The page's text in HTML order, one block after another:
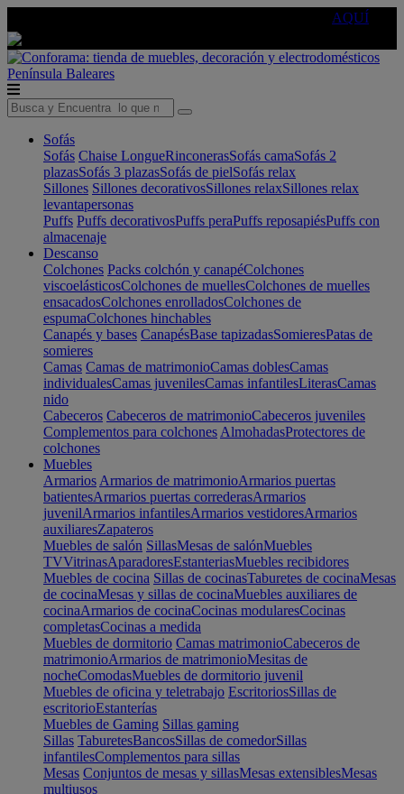
AQUÍ
Península Baleares
Sofás
Sofás Chaise LongueRinconerasSofás camaSofás 2
plazasSofás 3 plazasSofás de pielSofás relax
Sillones Sillones decorativosSillones relaxSillones relax
levantapersonas
Puffs Puffs decorativosPuffs peraPuffs reposapiésPuffs con
almacenaje
Descanso
Colchones Packs colchón y canapéColchones
viscoelásticosColchones de muellesColchones de muelles
ensacadosColchones enrolladosColchones de
espumaColchones hinchables
Canapés y bases CanapésBase tapizadasSomieresPatas de
somieres
Camas Camas de matrimonioCamas doblesCamas
individualesCamas juvenilesCamas infantilesLiterasCamas
nido
Cabeceros Cabeceros de matrimonioCabeceros juveniles
Complementos para colchones AlmohadasProtectores de
colchones
Muebles
Armarios Armarios de matrimonioArmarios puertas
batientesArmarios puertas correderasArmarios
juvenilArmarios infantilesArmarios vestidoresArmarios
auxiliaresZapateros
Muebles de salón SillasMesas de salónMuebles
TVVitrinasAparadoresEstanteriasMuebles recibidores
Muebles de cocina Sillas de cocinasTaburetes de cocinaMesas
de cocinaMesas y sillas de cocinaMuebles auxiliares de
cocinaArmarios de cocinaCocinas modularesCocinas
completasCocinas a medida
Muebles de dormitorio Camas matrimonioCabeceros de
matrimonioArmarios de matrimonioMesitas de
nocheComodasMuebles de dormitorio juvenil
Muebles de oficina y teletrabajo EscritoriosSillas de
escritorioEstanterías
Muebles de Gaming Sillas gaming
Sillas TaburetesBancosSillas de comedorSillas
infantilesComplementos para sillas
Mesas Conjuntos de mesas y sillasMesas extensiblesMesas
multiusos